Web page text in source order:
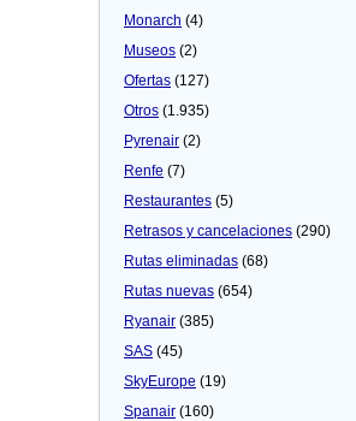
Monarch (4)
Museos (2)
Ofertas (127)
Otros (1.935)
Pyrenair (2)
Renfe (7)
Restaurantes (5)
Retrasos y cancelaciones (290)
Rutas eliminadas (68)
Rutas nuevas (654)
Ryanair (385)
SAS (45)
SkyEurope (19)
Spanair (160)